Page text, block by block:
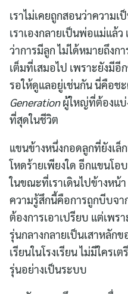
เราไม่เคยถูกสอนว่าความ
เราเองกลายเป็นพ่อแม่แล้ว
ว่าการมีลูก ไม่ได้หมายถึงก
เต็มที่เสมอไป เพราะยังมีอี
รอให้ดูแลอยู่เช่นกัน นี่คือช
Generationผู้ใหญ่ที่ต้องแบ่
ที่สุดในชีวิต
แขนข้างหนึ่งกอดลูกที่ยังเล็
โหดร้ายเพียงใด อีกแขนโ
ในขณะที่เราเดินไปข้างหน้
ความรู้สึกนี้คือการถูกบีบจา
ต้องการเอาเปรียบ แต่เพร
รุ่นกลางกลายเป็นเสาหลัก
เรียนในโรงเรียน ไม่มีใคร
รุ่นอย่างเป็นระบบ